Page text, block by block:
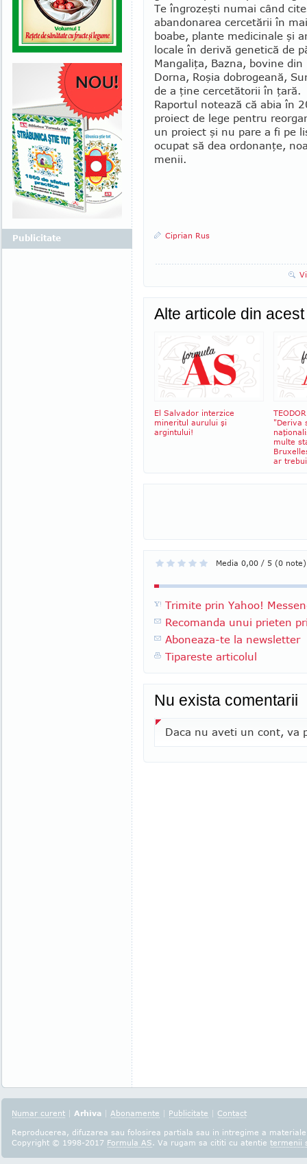
Te îngrozeşti numai când
abandonarea cer­cetării în
boabe, plante medicinale şi
locale în derivă genetică de
Mangaliţa, Bazna, bovine
Dorna, Roşia dobro­geană,
de a ţine cercetătorii în ţară.
Raportul notează că abia în
proiect de lege pentru
un proiect şi nu pare a fi pe
ocupat să dea or­donanţe,
menii.
Ciprian Rus
Alte articole din
El Salvador interzice
mineritul aurului şi
argintului!
"Deriva
multe
ar
Media 0,00 / 5 (0 note)
Trimite prin Yahoo!
Recomanda unui prieten
Aboneaza-te la newsletter
Tipareste articolul
Nu exista comentarii
Daca nu aveti un cont, va
Publicitate
Numar curent | Arhiva | Abonamente | Publicitate | Contact
Reproducerea, difuzarea sau folosirea partiala sau in intregime a
Copyright © 1998-2017 Formula AS. Va rugam sa cititi cu atentie termenii